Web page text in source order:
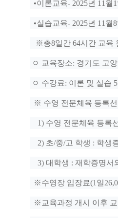
•이론교육- 2025년 11 월1
•실습교육- 2025년 11 월8
※총8일간64시간 교육
ㅇ 교육장소: 경기도 고
ㅇ 수강료: 이론 및 실습
※ 수영 전문체육 등록
1) 수영 전문체육 등록
2) 초/중/고 학생 : 학생
3)대학생 :재학증명서
※수영장 입장료(1 일
※ 교육과정 개시 이후